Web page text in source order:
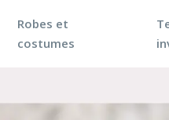
Robes et
costumes